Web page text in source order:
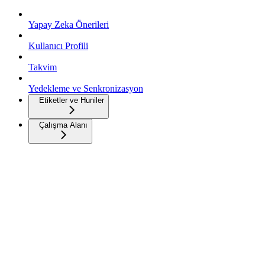
Yapay Zeka Önerileri
Kullanıcı Profili
Takvim
Yedekleme ve Senkronizasyon
Etiketler ve Huniler
Çalışma Alanı